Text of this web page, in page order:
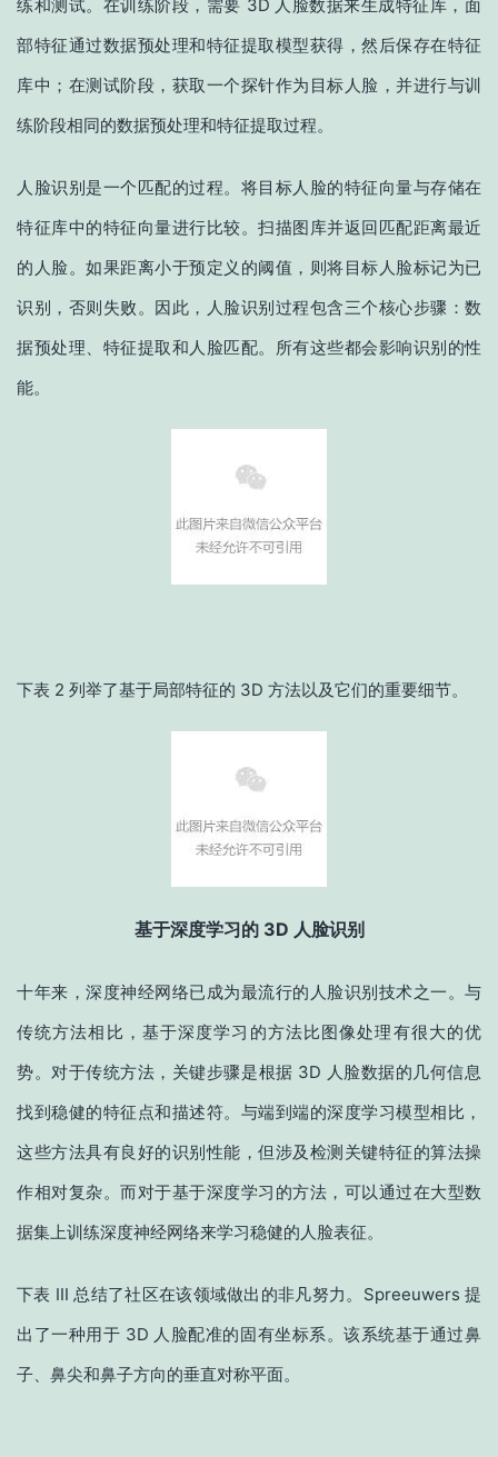
练和测试。在训练阶段，需要 3D 人脸数据来生成特征库，面
部特征通过数据预处理和特征提取模型获得，然后保存在特征
库中；在测试阶段，获取一个探针作为目标人脸，并进行与训
练阶段相同的数据预处理和特征提取过程。
人脸识别是一个匹配的过程。将目标人脸的特征向量与存储在
特征库中的特征向量进行比较。扫描图库并返回匹配距离最近
的人脸。如果距离小于预定义的阈值，则将目标人脸标记为已
识别，否则失败。因此，人脸识别过程包含三个核心步骤：数
据预处理、特征提取和人脸匹配。所有这些都会影响识别的性
能。
下表 2 列举了基于局部特征的 3D 方法以及它们的重要细节。
基于深度学习的 3D 人脸识别
十年来，深度神经网络已成为最流行的人脸识别技术之一。与
传统方法相比，基于深度学习的方法比图像处理有很大的优
势。对于传统方法，关键步骤是根据 3D 人脸数据的几何信息
找到稳健的特征点和描述符。与端到端的深度学习模型相比，
这些方法具有良好的识别性能，但涉及检测关键特征的算法操
作相对复杂。而对于基于深度学习的方法，可以通过在大型数
据集上训练深度神经网络来学习稳健的人脸表征。
下表 III 总结了社区在该领域做出的非凡努力。Spreeuwers 提
出了一种用于 3D 人脸配准的固有坐标系。该系统基于通过鼻
子、鼻尖和鼻子方向的垂直对称平面。